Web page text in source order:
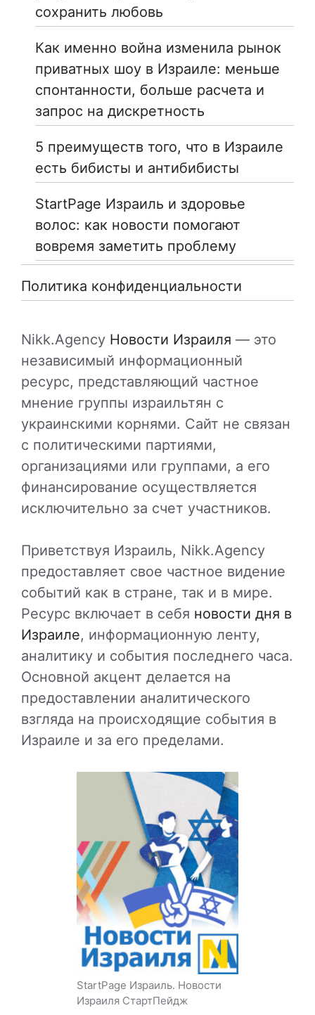
сохранить любовь
Как именно война изменила рынок
приватных шоу в Израиле: меньше
спонтанности, больше расчета и
запрос на дискретность
5 преимуществ того, что в Израиле
есть бибисты и антибибисты
StartPage Израиль и здоровье
волос: как новости помогают
вовремя заметить проблему
Политика конфиденциальности
Nikk.Agency Новости Израиля — это
независимый информационный
ресурс, представляющий частное
мнение группы израильтян с
украинскими корнями. Сайт не связан
с политическими партиями,
организациями или группами, а его
финансирование осуществляется
исключительно за счет участников.
Приветствуя Израиль, Nikk.Agency
предоставляет свое частное видение
событий как в стране, так и в мире.
Ресурс включает в себя новости дня в
Израиле, информационную ленту,
аналитику и события последнего часа.
Основной акцент делается на
предоставлении аналитического
взгляда на происходящие события в
Израиле и за его пределами.
StartPage Израиль. Новости
Израиля СтартПейдж